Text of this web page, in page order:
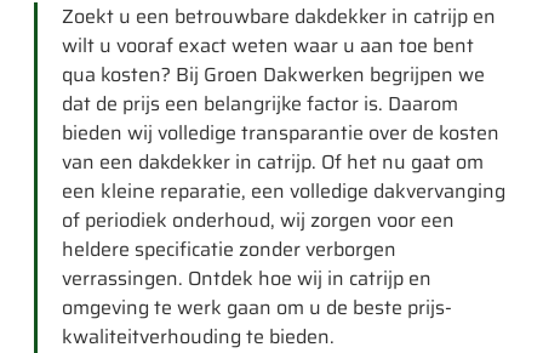
Zoekt u een betrouwbare dakdekker in catrijp en
wilt u vooraf exact weten waar u aan toe bent
qua kosten? Bij Groen Dakwerken begrijpen we
dat de prijs een belangrijke factor is. Daarom
bieden wij volledige transparantie over de kosten
van een dakdekker in catrijp. Of het nu gaat om
een kleine reparatie, een volledige dakvervanging
of periodiek onderhoud, wij zorgen voor een
heldere specificatie zonder verborgen
verrassingen. Ontdek hoe wij in catrijp en
omgeving te werk gaan om u de beste prijs-
kwaliteitverhouding te bieden.